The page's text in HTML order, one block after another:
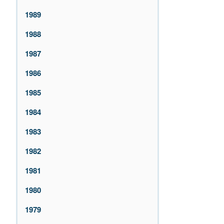
1989
1988
1987
1986
1985
1984
1983
1982
1981
1980
1979